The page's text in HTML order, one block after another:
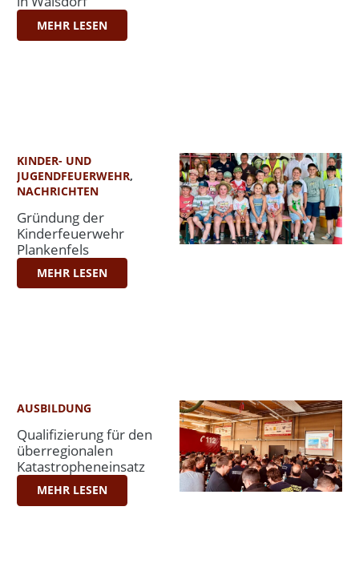
MEHR LESEN
KINDER- UND
JUGENDFEUERWEHR,
NACHRICHTEN
Gründung der
Kinderfeuerwehr
Plankenfels
MEHR LESEN
AUSBILDUNG
Qualifizierung für den
überregionalen
Katastropheneinsatz
MEHR LESEN